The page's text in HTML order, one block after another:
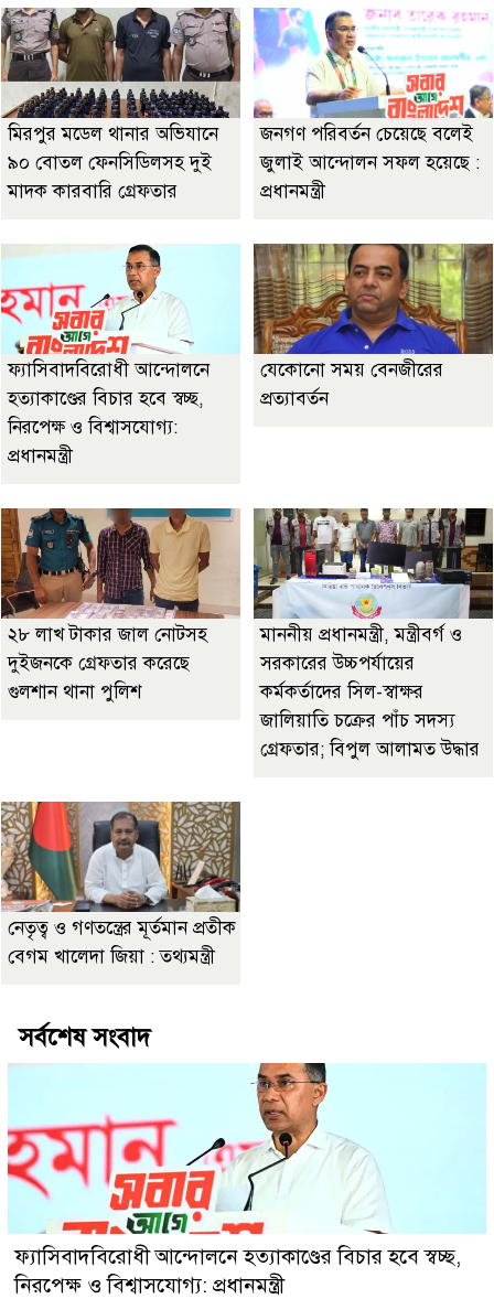
মিরপুর মডেল থানার অভিযানে
৯০ বোতল ফেনসিডিলসহ দুই
মাদক কারবারি গ্রেফতার
জনগণ পরিবর্তন চেয়েছে বলেই
জুলাই আন্দোলন সফল হয়েছে :
প্রধানমন্ত্রী
ফ্যাসিবাদবিরোধী আন্দোলনে
হত্যাকাণ্ডের বিচার হবে স্বচ্ছ,
নিরপেক্ষ ও বিশ্বাসযোগ্য:
প্রধানমন্ত্রী
যেকোনো সময় বেনজীরের
প্রত্যাবর্তন
২৮ লাখ টাকার জাল নোটসহ
দুইজনকে গ্রেফতার করেছে
গুলশান থানা পুলিশ
মাননীয় প্রধানমন্ত্রী, মন্ত্রীবর্গ ও
সরকারের উচ্চপর্যায়ের
কর্মকর্তাদের সিল-স্বাক্ষর
জালিয়াতি চক্রের পাঁচ সদস্য
গ্রেফতার; বিপুল আলামত উদ্ধার
নেতৃত্ব ও গণতন্ত্রের মূর্তমান প্রতীক
বেগম খালেদা জিয়া : তথ্যমন্ত্রী
সর্বশেষ সংবাদ
ফ্যাসিবাদবিরোধী আন্দোলনে হত্যাকাণ্ডের বিচার হবে স্বচ্ছ,
নিরপেক্ষ ও বিশ্বাসযোগ্য: প্রধানমন্ত্রী